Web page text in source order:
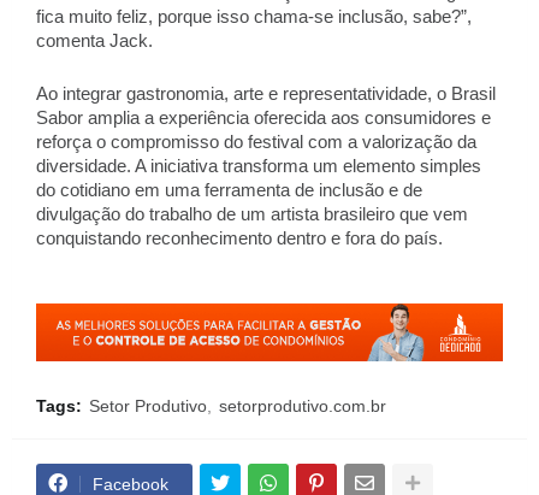
fica muito feliz, porque isso chama-se inclusão, sabe?”,
comenta Jack.
Ao integrar gastronomia, arte e representatividade, o Brasil
Sabor amplia a experiência oferecida aos consumidores e
reforça o compromisso do festival com a valorização da
diversidade. A iniciativa transforma um elemento simples
do cotidiano em uma ferramenta de inclusão e de
divulgação do trabalho de um artista brasileiro que vem
conquistando reconhecimento dentro e fora do país.
Tags: Setor Produtivo setorprodutivo.com.br
Facebook